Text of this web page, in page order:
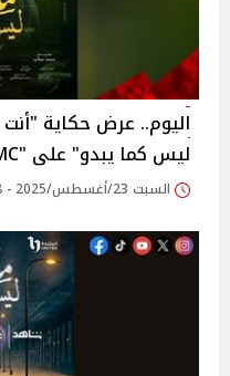
اليوم.. عرض حكاية
ليس كما يبدو" على DMC"‎"
السبت 23/أغسطس/2025 - 03:28 م